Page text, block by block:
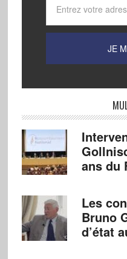
ans du
Les
Bruno
d’état